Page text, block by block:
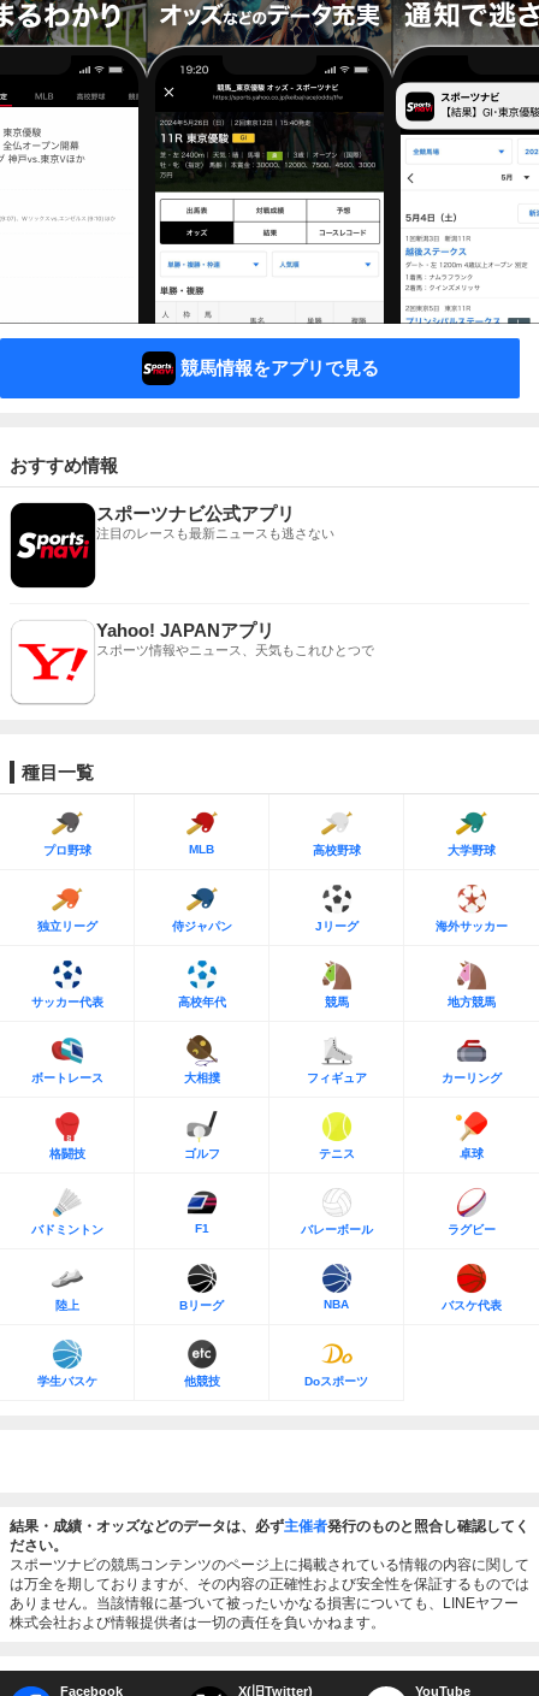
競馬情報をアプリで見る
おすすめ情報
スポーツナビ公式アプリ
注目のレースも最新ニュースも逃さない
Yahoo! JAPANアプリ
スポーツ情報やニュース、天気もこれひとつで
種目一覧
プロ野球 MLB 高校野球 大学野球
独立リーグ 侍ジャパン Jリーグ 海外サッカー
サッカー代表 高校年代 競馬 地方競馬
ボートレース 大相撲 フィギュア カーリング
格闘技 ゴルフ テニス 卓球
バドミントン F1 バレーボール ラグビー
陸上 Bリーグ NBA バスケ代表
学生バスケ 他競技 Doスポーツ
結果・成績・オッズなどのデータは、必ず主催者発行のものと照合し確認してく
ださい。
スポーツナビの競馬コンテンツのページ上に掲載されている情報の内容に関して
は万全を期しておりますが、その内容の正確性および安全性を保証するものでは
ありません。当該情報に基づいて被ったいかなる損害についても、LINEヤフー
株式会社および情報提供者は一切の責任を負いかねます。
Facebook X(旧Twitter) YouTube